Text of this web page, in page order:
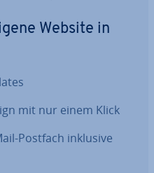
Website in
mit nur einem Klick
Postfach inklusive